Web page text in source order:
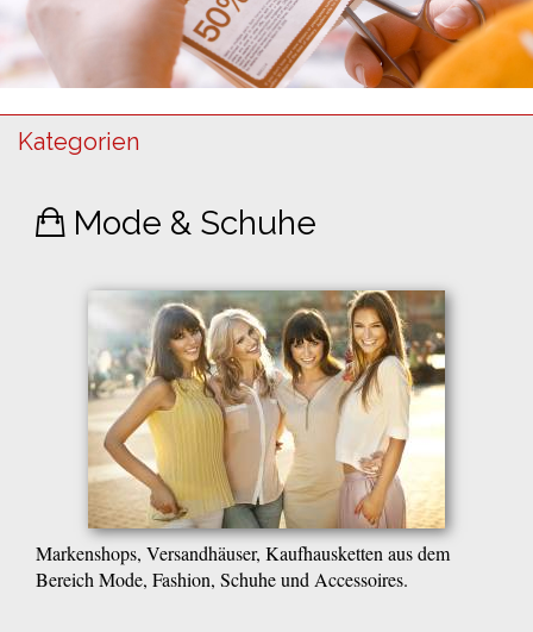
Kategorien
Mode & Schuhe
Markenshops, Versandhäuser, Kaufhausketten aus dem
Bereich Mode, Fashion, Schuhe und Accessoires.